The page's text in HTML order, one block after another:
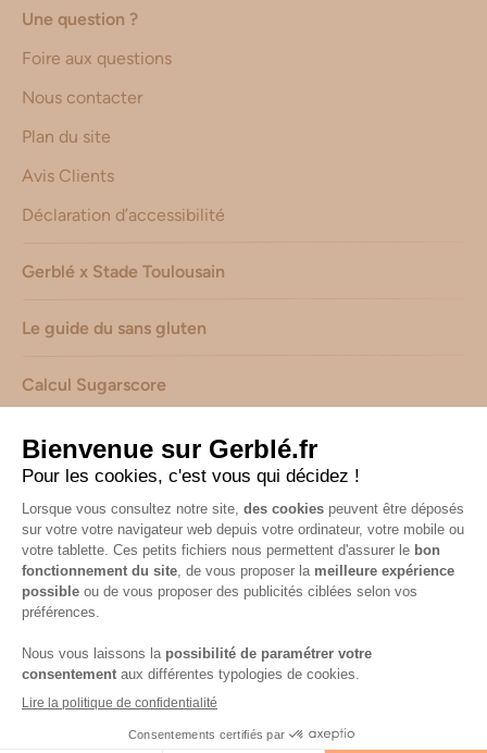
Une question ?
Foire aux questions
Nous contacter
Plan du site
Avis Clients
Déclaration d’accessibilité
Gerblé x Stade Toulousain
Le guide du sans gluten
Calcul Sugarscore
Suivez-nous sur les réseaux !
Mentions légales Consignes de tri de nos emballages
Caractéristiques environnementales de nos emballages
(informations AGEC) -Avis & notes collectés parShopadvizor